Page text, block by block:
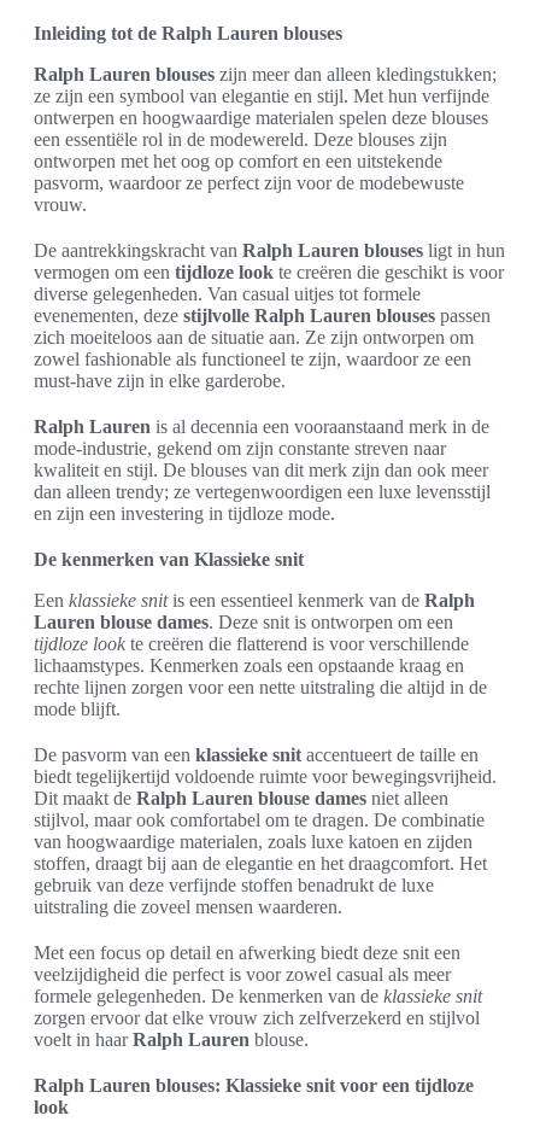
Inleiding tot de Ralph Lauren blouses
Ralph Lauren blouses zijn meer dan alleen kledingstukken;
ze zijn een symbool van elegantie en stijl. Met hun verfijnde
ontwerpen en hoogwaardige materialen spelen deze blouses
een essentiële rol in de modewereld. Deze blouses zijn
ontworpen met het oog op comfort en een uitstekende
pasvorm, waardoor ze perfect zijn voor de modebewuste
vrouw.
De aantrekkingskracht van Ralph Lauren blouses ligt in hun
vermogen om een tijdloze look te creëren die geschikt is voor
diverse gelegenheden. Van casual uitjes tot formele
evenementen, deze stijlvolle Ralph Lauren blouses passen
zich moeiteloos aan de situatie aan. Ze zijn ontworpen om
zowel fashionable als functioneel te zijn, waardoor ze een
must-have zijn in elke garderobe.
Ralph Lauren is al decennia een vooraanstaand merk in de
mode-industrie, gekend om zijn constante streven naar
kwaliteit en stijl. De blouses van dit merk zijn dan ook meer
dan alleen trendy; ze vertegenwoordigen een luxe levensstijl
en zijn een investering in tijdloze mode.
De kenmerken van Klassieke snit
Een klassieke snitis een essentieel kenmerk van de Ralph
Lauren blouse dames. Deze snit is ontworpen om een
tijdloze look te creëren die flatterend is voor verschillende
lichaamstypes. Kenmerken zoals een opstaande kraag en
rechte lijnen zorgen voor een nette uitstraling die altijd in de
mode blijft.
De pasvorm van een klassieke snit accentueert de taille en
biedt tegelijkertijd voldoende ruimte voor bewegingsvrijheid.
Dit maakt de Ralph Lauren blouse dames niet alleen
stijlvol, maar ook comfortabel om te dragen. De combinatie
van hoogwaardige materialen, zoals luxe katoen en zijden
stoffen, draagt bij aan de elegantie en het draagcomfort. Het
gebruik van deze verfijnde stoffen benadrukt de luxe
uitstraling die zoveel mensen waarderen.
Met een focus op detail en afwerking biedt deze snit een
veelzijdigheid die perfect is voor zowel casual als meer
formele gelegenheden. De kenmerken van de klassieke snit
zorgen ervoor dat elke vrouw zich zelfverzekerd en stijlvol
voelt in haarRalph Lauren blouse.
Ralph Lauren blouses: Klassieke snit voor een tijdloze
look